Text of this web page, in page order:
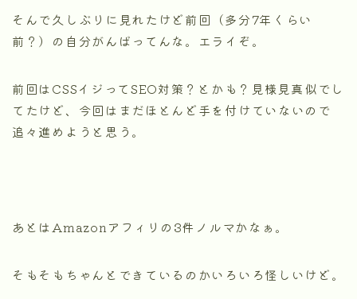
そんで久しぶりに見れたけど前回（多分7年くらい
前？）の自分がんばってんな。エライぞ。
前回はCSSイジってSEO対策？とかも？見様見真似でし
てたけど、今回はまだほとんど手を付けていないので
追々進めようと思う。
あとはAmazonアフィリの3件ノルマかなぁ。
そもそもちゃんとできているのかいろいろ怪しいけど。